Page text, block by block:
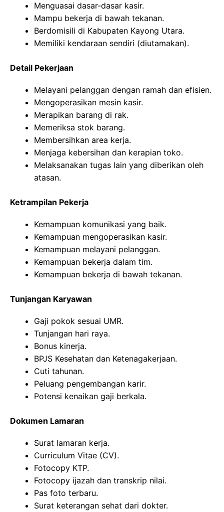
Menguasai dasar-dasar kasir.
Mampu bekerja di bawah tekanan.
Berdomisili di Kabupaten Kayong Utara.
Memiliki kendaraan sendiri (diutamakan).
Detail Pekerjaan
Melayani pelanggan dengan ramah dan efisien.
Mengoperasikan mesin kasir.
Merapikan barang di rak.
Memeriksa stok barang.
Membersihkan area kerja.
Menjaga kebersihan dan kerapian toko.
Melaksanakan tugas lain yang diberikan oleh
atasan.
Ketrampilan Pekerja
Kemampuan komunikasi yang baik.
Kemampuan mengoperasikan kasir.
Kemampuan melayani pelanggan.
Kemampuan bekerja dalam tim.
Kemampuan bekerja di bawah tekanan.
Tunjangan Karyawan
Gaji pokok sesuai UMR.
Tunjangan hari raya.
Bonus kinerja.
BPJS Kesehatan dan Ketenagakerjaan.
Cuti tahunan.
Peluang pengembangan karir.
Potensi kenaikan gaji berkala.
Dokumen Lamaran
Surat lamaran kerja.
Curriculum Vitae (CV).
Fotocopy KTP.
Fotocopy ijazah dan transkrip nilai.
Pas foto terbaru.
Surat keterangan sehat dari dokter.